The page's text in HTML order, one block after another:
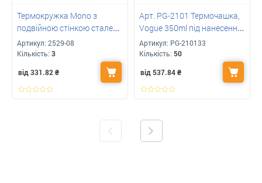
Термокружка Mono з
подвійною стінкою сталева
з Вашим лого 500 мл Арт:
2529
Артикул: 2529-08
Кількість: 3
від 331.82₴
Арт. PG-2101 Термочашка,
Vogue 350ml під нанесення
вашого логотипу
Артикул: PG-210133
Кількість: 50
від 537.84₴